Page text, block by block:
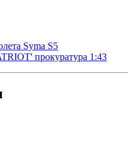
Syma S5
прокуратура 1:43